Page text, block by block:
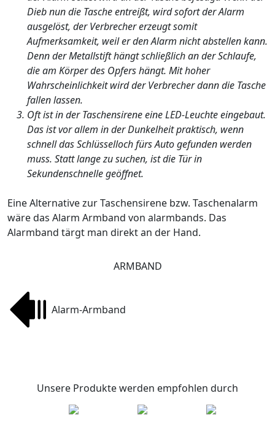
Dieb nun die Tasche entreißt, wird sofort der Alarm
ausgelöst, der Verbrecher erzeugt somit
Aufmerksamkeit, weil er den Alarm nicht abstellen kann.
Denn der Metallstift hängt schließlich an der Schlaufe,
die am Körper des Opfers hängt. Mit hoher
Wahrscheinlichkeit wird der Verbrecher dann die Tasche
fallen lassen.
Oft ist in der Taschensirene eine LED-Leuchte eingebaut.
Das ist vor allem in der Dunkelheit praktisch, wenn
schnell das Schlüsselloch fürs Auto gefunden werden
muss. Statt lange zu suchen, ist die Tür in
Sekundenschnelle geöffnet.
Eine Alternative zur Taschensirene bzw. Taschenalarm
wäre das Alarm Armband von alarmbands. Das
Alarmband tärgt man direkt an der Hand.
ARMBAND
Alarm-Armband
Unsere Produkte werden empfohlen durch